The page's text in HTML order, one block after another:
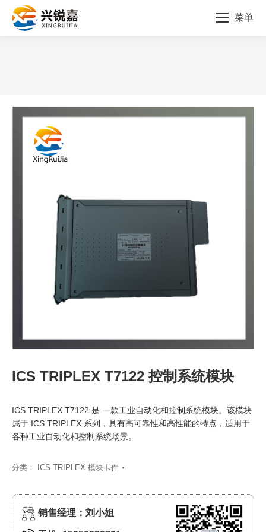
菜单
ICS TRIPLEX T7122 控制系统模块
ICS TRIPLEX T7122 是 一款工业自动化和控制系统模块。该模块
属于 ICS TRIPLEX 系列，具有高可靠性和高性能的特点，适用于
各种工业自动化和控制系统场景。
分类： ICS TRIPLEX 模块卡件
销售经理：刘小姐